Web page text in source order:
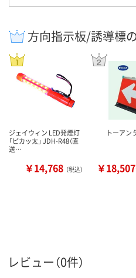
方向指示板/誘導標
ジェイウィン LED発煙灯
「ピカッ太」 JDH-R48（直
送…
￥14,768 （税込）
トーアン
￥
レビュー（0件）